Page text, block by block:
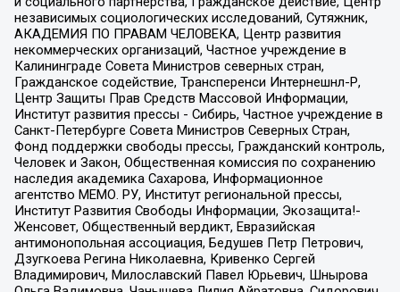
независимых социологических исследований, Сутяжник,
АКАДЕМИЯ ПО ПРАВАМ ЧЕЛОВЕКА, Центр развития
некоммерческих организаций, Частное учреждение в
Калининграде Совета Министров северных стран,
Гражданское содействие, Трансперенси Интернешнл-Р,
Центр Защиты Прав Средств Массовой Информации,
Институт развития прессы - Сибирь, Частное учреждение в
Санкт-Петербурге Совета Министров Северных Стран,
Фонд поддержки свободы прессы, Гражданский контроль,
Человек и Закон, Общественная комиссия по сохранению
наследия академика Сахарова, Информационное
агентство МЕМО. РУ, Институт региональной прессы,
Институт Развития Свободы Информации, Экозащита!-
Женсовет, Общественный вердикт, Евразийская
антимонопольная ассоциация, Бедушев Петр Петрович,
Дзугкоева Регина Николаевна, Кривенко Сергей
Владимирович, Милославский Павел Юрьевич, Шнырова